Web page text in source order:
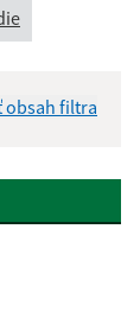
obsah filtra